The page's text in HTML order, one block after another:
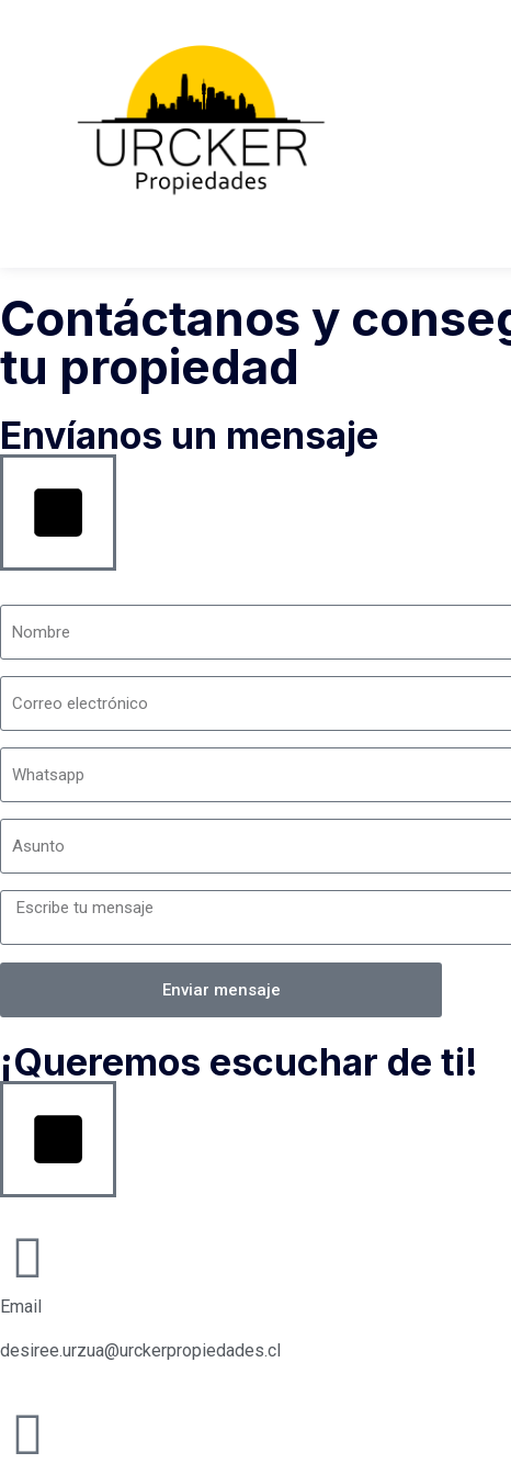
Contáctanos y
tu propiedad
Envíanos un mensaje
Enviar mensaje
¡Queremos escuchar de ti!
Email
desiree.urzua@urckerpropiedades.cl